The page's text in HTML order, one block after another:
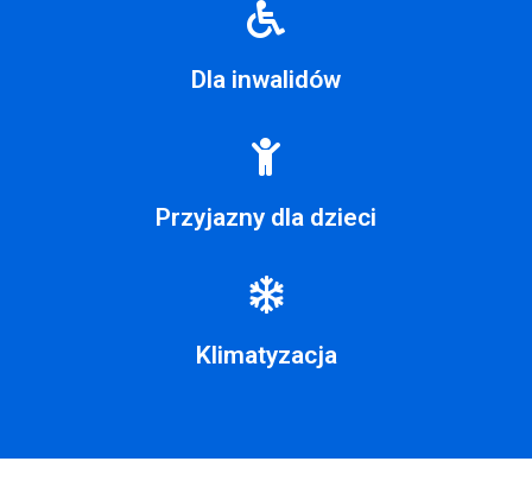
Dla inwalidów
Przyjazny dla dzieci
Klimatyzacja